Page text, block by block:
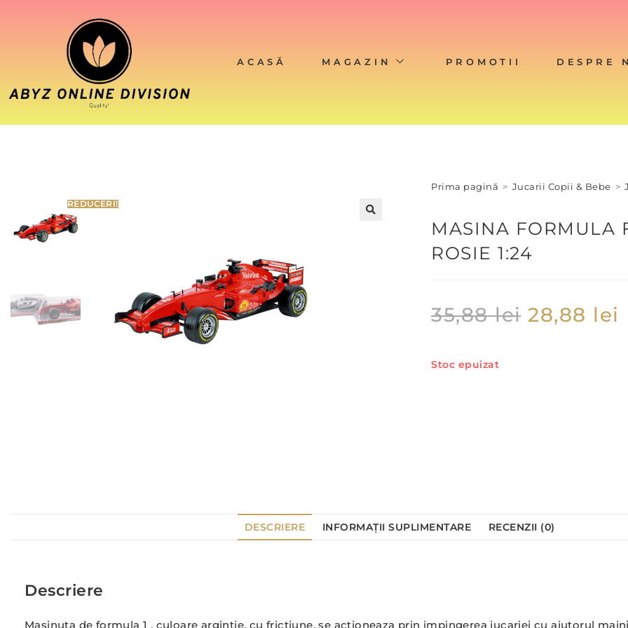
ACASĂ MAGAZIN PROMOTII DESPRE
REDUCERI!
Prima pagină > Jucarii Copii & Bebe >
MASINA FORMULA
ROSIE 1:24
35,88lei 28,88 lei
Stoc epuizat
DESCRIERE INFORMAȚII SUPLIMENTARE RECENZII (0)
Descriere
Masinuta de formula 1 , culoare argintie, cu frictiune, se actioneaza prin impingerea jucariei cu ajutorul